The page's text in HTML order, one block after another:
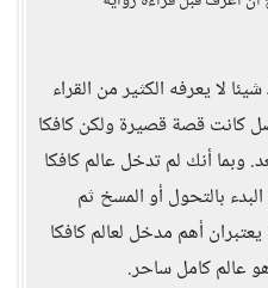
لا يعرفه الكثير من القراء
كانت قصة قصيرة ولكن كافكا
وبما أنك لم تدخل عالم كافكا
بالتحول أو المسخ ثم
أهم مدخل لعالم كافكا
هو عالم كامل ساحر.